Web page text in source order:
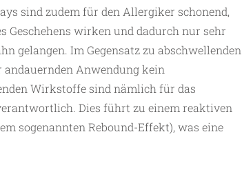
sind zudem für den Allergiker schonend,
Geschehens wirken und dadurch nur sehr
gelangen. Im Gegensatz zu abschwellenden
Anwendung kein
Wirkstoffe sind nämlich für das
Dies führt zu einem reaktiven
sogenannten Rebound-Effekt), was eine